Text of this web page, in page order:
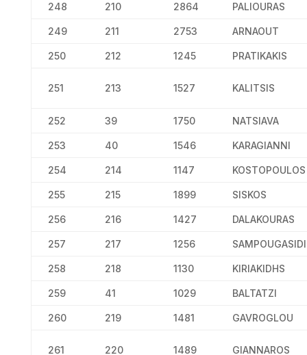
248 210 2864 PALIOURAS
249 211 2753 ARNAOUT
250 212 1245 PRATIKAKIS
251 213 1527 KALITSIS
252 39 1750 NATSIAVA
253 40 1546 KARAGIANNI
254 214 1147 KOSTOPOULOS
255 215 1899 SISKOS
256 216 1427 DALAKOURAS
257 217 1256
258 218 1130 KIRIAKIDHS
259 41 1029 BALTATZI
260 219 1481 GAVROGLOU
261 220 1489 GIANNAROS